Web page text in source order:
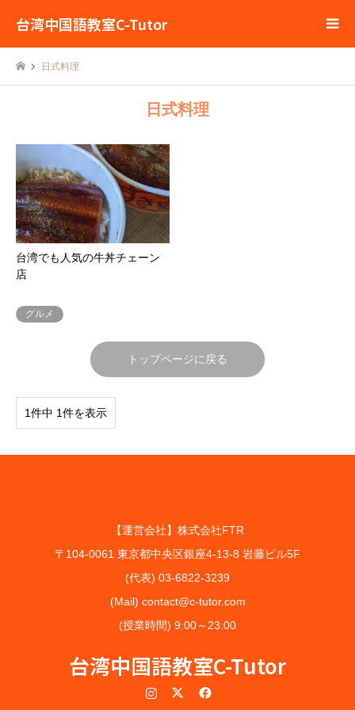
台湾中国語教室C-Tutor
日式料理
日式料理
台湾でも人気の牛丼チェーン
店
グルメ
トップページに戻る
1件中 1件を表示
【運営会社】株式会社FTR
〒104-0061 東京都中央区銀座4-13-8 岩藤ビル5F
(代表) 03-6822-3239
(Mail) contact@c-tutor.com
(授業時間) 9:00～23:00
台湾中国語教室C-Tutor